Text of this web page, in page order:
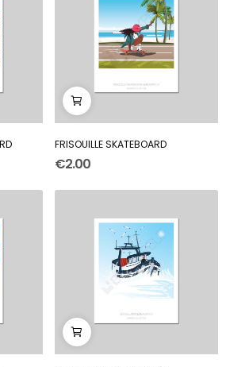
FRISOUILLE SKATEBOARD
€2.00